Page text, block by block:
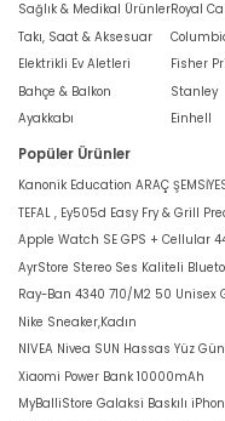
Sağlık & Medikal Ürünler
Takı, Saat & Aksesuar
Elektrikli Ev Aletleri
Bahçe & Balkon
Ayakkabı
Royal
Fisher
Stanley
Einhell
Popüler Ürünler
Kanonik Education ARAÇ
TEFAL , Ey505d Easy Fry & Grill
Apple Watch SE GPS + Cellular
AyrStore Stereo Ses Kaliteli
Ray-Ban 4340 710/M2 50 Unisex
Nike Sneaker,Kadın
NIVEA Nivea SUN Hassas Yüz
Xiaomi Power Bank 10000mAh
MyBalliStore Galaksi Baskılı